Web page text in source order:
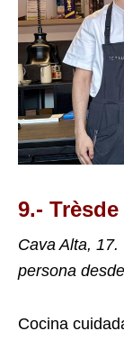
9.- Trèsde
Cava Alta,
persona
Cocina